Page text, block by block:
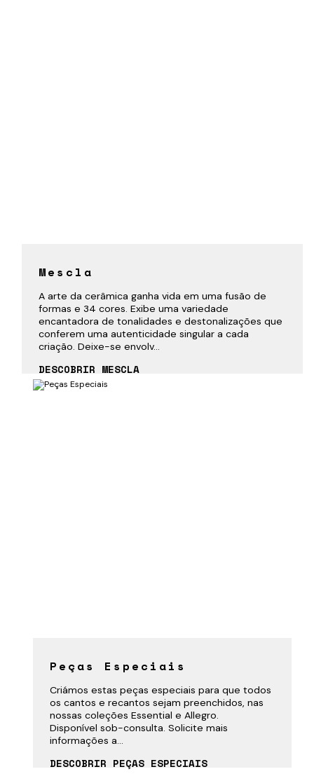
Mescla
A arte da cerâmica ganha vida em uma fusão de
formas e 34 cores. Exibe uma variedade
encantadora de tonalidades e destonalizações que
conferem uma autenticidade singular a cada
criação. Deixe-se envolv...
DESCOBRIR MESCLA
Peças Especiais
Criámos estas peças especiais para que todos
os cantos e recantos sejam preenchidos, nas
nossas coleções Essential e Allegro.
Disponível sob-consulta. Solicite mais
informações a...
DESCOBRIR PEÇAS ESPECIAIS